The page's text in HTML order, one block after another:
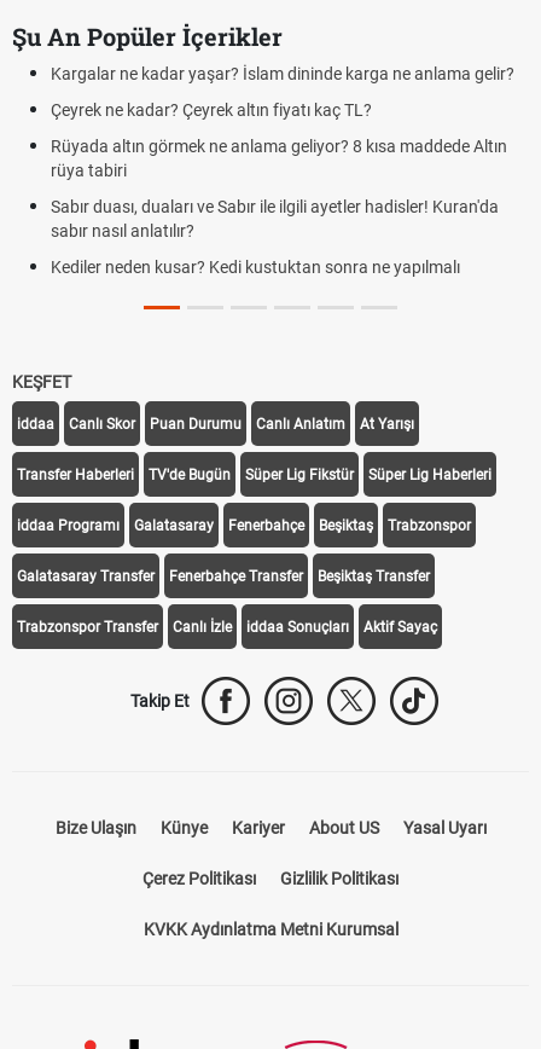
Şu An Popüler İçerikler
Kargalar ne kadar yaşar? İslam dininde karga ne anlama gelir?
Çeyrek ne kadar? Çeyrek altın fiyatı kaç TL?
Rüyada altın görmek ne anlama geliyor? 8 kısa maddede Altın
rüya tabiri
Sabır duası, duaları ve Sabır ile ilgili ayetler hadisler! Kuran'da
sabır nasıl anlatılır?
Kediler neden kusar? Kedi kustuktan sonra ne yapılmalı
KEŞFET
iddaa Canlı Skor Puan Durumu Canlı Anlatım At Yarışı
Transfer Haberleri TV'de Bugün Süper Lig Fikstür Süper Lig Haberleri
iddaa Programı Galatasaray Fenerbahçe Beşiktaş Trabzonspor
Galatasaray Transfer Fenerbahçe Transfer Beşiktaş Transfer
Trabzonspor Transfer Canlı İzle iddaa Sonuçları Aktif Sayaç
Takip Et
Bize Ulaşın Künye Kariyer About US Yasal Uyarı
Çerez Politikası Gizlilik Politikası
KVKK Aydınlatma Metni Kurumsal